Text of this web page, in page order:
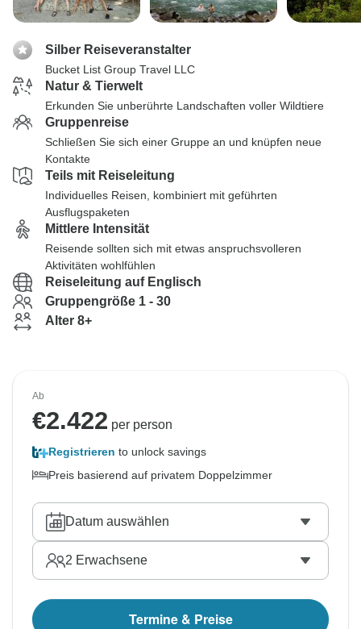
Silber Reiseveranstalter
Bucket List Group Travel LLC
Natur & Tierwelt
Erkunden Sie unberührte Landschaften voller Wildtiere
Gruppenreise
Schließen Sie sich einer Gruppe an und knüpfen neue
Kontakte
Teils mit Reiseleitung
Individuelles Reisen, kombiniert mit geführten
Ausflugspaketen
Mittlere Intensität
Reisende sollten sich mit etwas anspruchsvolleren
Aktivitäten wohlfühlen
Reiseleitung auf Englisch
Gruppengröße 1 - 30
Alter 8+
Ab
€2.422 per person
Registrieren to unlock savings
Preis basierend auf privatem Doppelzimmer
Datum auswählen
2 Erwachsene
Termine & Preise